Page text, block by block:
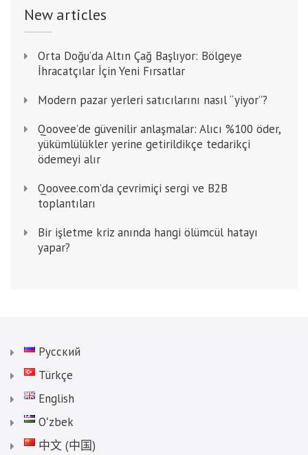
New articles
Orta Doğu’da Altın Çağ Başlıyor: Bölgeye
İhracatçılar İçin Yeni Fırsatlar
Modern pazar yerleri satıcılarını nasıl “yiyor”?
Qoovee’de güvenilir anlaşmalar: Alıcı %100 öder,
yükümlülükler yerine getirildikçe tedarikçi
ödemeyi alır
Qoovee.com’da çevrimiçi sergi ve B2B
toplantıları
Bir işletme kriz anında hangi ölümcül hatayı
yapar?
Русский
Türkçe
English
Oʻzbek
中文 (中国)